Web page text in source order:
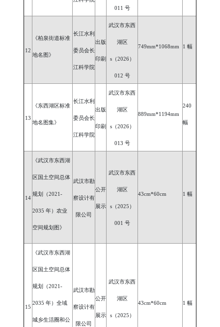
011 号
12
《柏泉街道标准
地名图》
长江水利
委员会长
江科学院
出版
印刷
武汉市东西
湖区
s（2026）
012 号
749mm*1068mm 1 幅
13
《东西湖区标准
地名图集》
长江水利
委员会长
江科学院
出版
印刷
武汉市东西
湖区
s（2026）
013 号
889mm*1194mm
240
幅
14
《武汉市东西湖
区国土空间总体
规划（2021-
2035 年）农业
空间规划图》
武汉市勘
察设计有
限公司
公开
展示
武汉市东西
湖区
s（2025）
001 号
43cm*60cm 1 幅
15
《武汉市东西湖
区国土空间总体
规划（2021-
2035 年）全域
城乡生活圈和公
武汉市勘
察设计有
限公司
公开
展示
武汉市东西
湖区
s（2025）
43cm*60cm 1 幅